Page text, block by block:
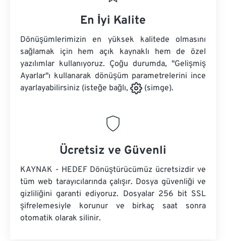
En İyi Kalite
Dönüşümlerimizin en yüksek kalitede olmasını
sağlamak için hem açık kaynaklı hem de özel
yazılımlar kullanıyoruz. Çoğu durumda, "Gelişmiş
Ayarlar"ı kullanarak dönüşüm parametrelerini ince
ayarlayabilirsiniz (isteğe bağlı,
(simge).
Ücretsiz ve Güvenli
KAYNAK - HEDEF Dönüştürücümüz ücretsizdir ve
tüm web tarayıcılarında çalışır. Dosya güvenliği ve
gizliliğini garanti ediyoruz. Dosyalar 256 bit SSL
şifrelemesiyle korunur ve birkaç saat sonra
otomatik olarak silinir.